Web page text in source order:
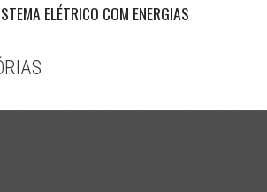
ELÉTRICO COM ENERGIAS